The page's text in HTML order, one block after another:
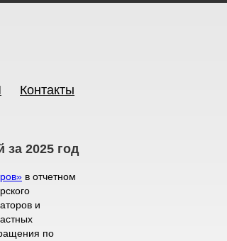
Контакты
2025 год
в отчетном
и
по